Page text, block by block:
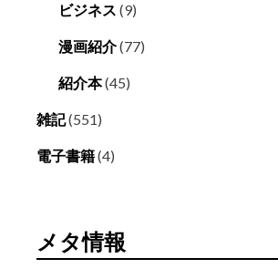
ビジネス (9)
漫画紹介(77)
紹介本(45)
雑記(551)
電子書籍(4)
メタ情報